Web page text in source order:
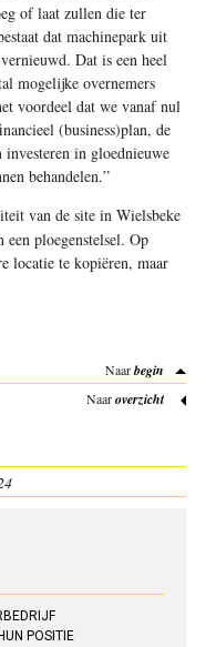
of laat zullen die ter
dat machinepark uit
Dat is een heel
mogelijke overnemers
voordeel dat we vanaf nul
(business)plan, de
investeren in gloednieuwe
behandelen.”
van de site in Wielsbeke
ploegenstelsel. Op
locatie te kopiëren, maar
Naarbegin
Naaroverzicht
POSITIE